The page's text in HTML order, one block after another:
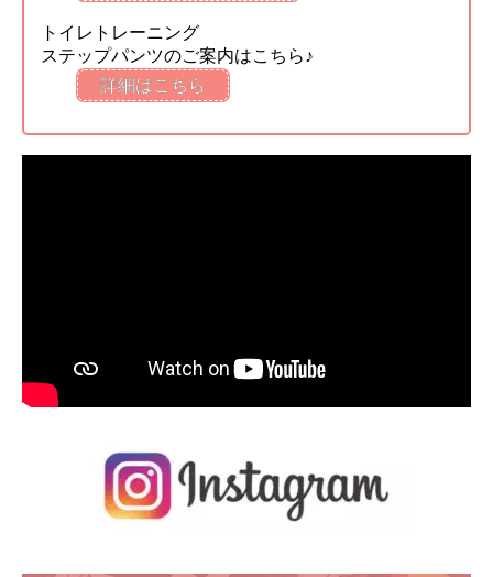
トイレトレーニング
ステップパンツのご案内はこちら♪
詳細はこちら